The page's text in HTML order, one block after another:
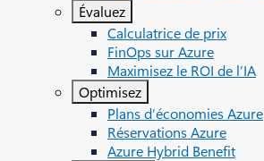
Évaluez
Calculatrice de prix
FinOps sur Azure
Maximisez le ROI de l’IA
Optimisez
Plans d’économies Azure
Réservations Azure
Azure Hybrid Benefit